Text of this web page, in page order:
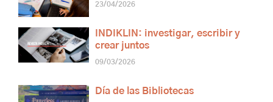
23/04/2026
INDIKLIN: investigar, escribir y
crear juntos
09/03/2026
Día de las Bibliotecas